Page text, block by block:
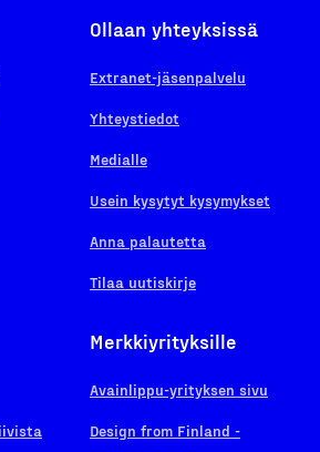
Ollaan yhteyksissä
Extranet-jäsenpalvelu
Yhteystiedot
Medialle
Usein kysytyt kysymykset
Anna palautetta
Tilaa uutiskirje
Merkkiyrityksille
Avainlippu-yrityksen sivu
Design from Finland -